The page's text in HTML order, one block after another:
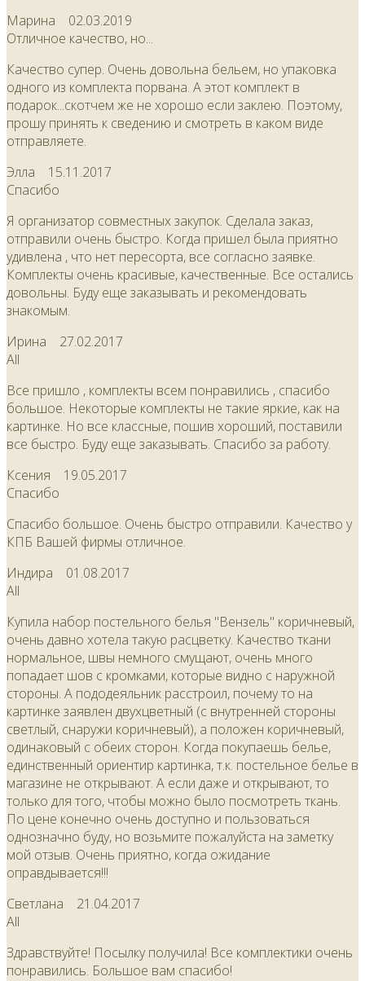
Марина 02.03.2019
Отличное качество, но...
Качество супер. Очень довольна бельем, но упаковка
одного из комплекта порвана. А этот комплект в
подарок...скотчем же не хорошо если заклею. Поэтому,
прошу принять к сведению и смотреть в каком виде
отправляете.
Элла 15.11.2017
Спасибо
Я организатор совместных закупок. Сделала заказ,
отправили очень быстро. Когда пришел была приятно
удивлена , что нет пересорта, все согласно заявке.
Комплекты очень красивые, качественные. Все остались
довольны. Буду еще заказывать и рекомендовать
знакомым.
Ирина 27.02.2017
All
Все пришло , комплекты всем понравились , спасибо
большое. Некоторые комплекты не такие яркие, как на
картинке. Но все классные, пошив хороший, поставили
все быстро. Буду еще заказывать. Спасибо за работу.
Ксения 19.05.2017
Спасибо
Спасибо большое. Очень быстро отправили. Качество у
КПБ Вашей фирмы отличное.
Индира 01.08.2017
All
Купила набор постельного белья "Вензель" коричневый,
очень давно хотела такую расцветку. Качество ткани
нормальное, швы немного смущают, очень много
попадает шов с кромками, которые видно с наружной
стороны. А пододеяльник расстроил, почему то на
картинке заявлен двухцветный (с внутренней стороны
светлый, снаружи коричневый), а положен коричневый,
одинаковый с обеих сторон. Когда покупаешь белье,
единственный ориентир картинка, т.к. постельное белье в
магазине не открывают. А если даже и открывают, то
только для того, чтобы можно было посмотреть ткань.
По цене конечно очень доступно и пользоваться
однозначно буду, но возьмите пожалуйста на заметку
мой отзыв. Очень приятно, когда ожидание
оправдывается!!!
Светлана 21.04.2017
All
Здравствуйте! Посылку получила! Все комплектики очень
понравились. Большое вам спасибо!